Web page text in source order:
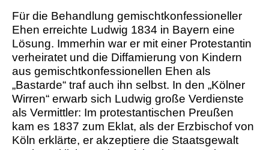
Für die Behandlung gemischtkonfessioneller
Ehen erreichte Ludwig 1834 in Bayern eine
Lösung. Immerhin war er mit einer Protestantin
verheiratet und die Diffamierung von Kindern
aus gemischtkonfessionellen Ehen als
„Bastarde“ traf auch ihn selbst. In den „Kölner
Wirren“ erwarb sich Ludwig große Verdienste
als Vermittler: Im protestantischen Preußen
kam es 1837 zum Eklat, als der Erzbischof von
Köln erklärte, er akzeptiere die Staatsgewalt